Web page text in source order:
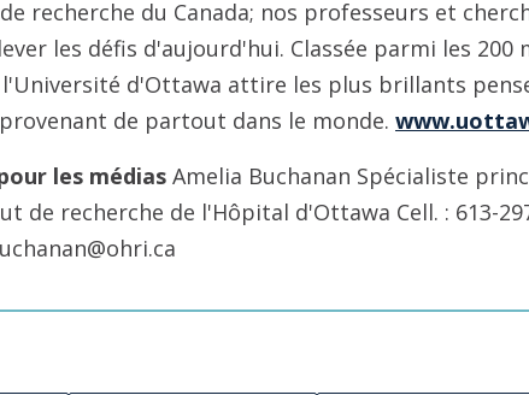
recherche du Canada; nos professeurs et
les défis d'aujourd'hui. Classée parmi les 200
d'Ottawa attire les plus brillants
de partout dans le monde.
les médias Amelia Buchanan Spécialiste
de recherche de l'Hôpital d'Ottawa Cell. : 613-